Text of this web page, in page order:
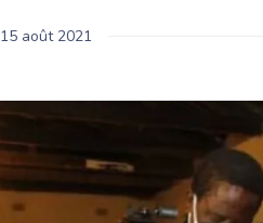
15 août 2021